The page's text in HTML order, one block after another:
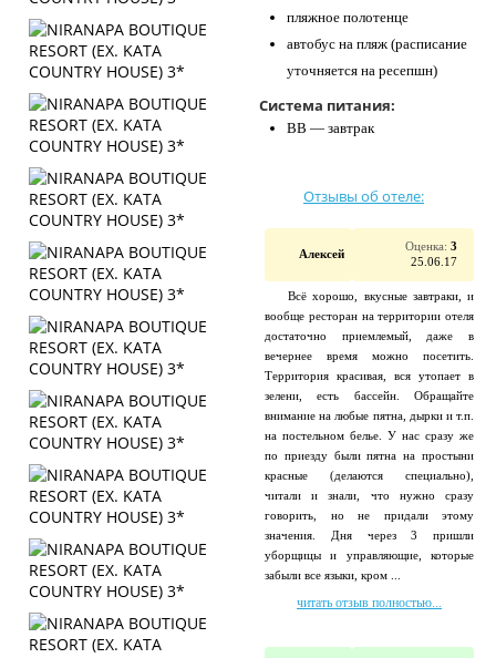
пляжное полотенце
автобус на пляж (расписание
уточняется на ресепшн)
Система питания:
BB — завтрак
Отзывы об отеле:
Алексей
Оценка: 3
25.06.17
Всё хорошо, вкусные завтраки, и
вообще ресторан на территории отеля
достаточно приемлемый, даже в
вечернее время можно посетить.
Территория красивая, вся утопает в
зелени, есть бассейн. Обращайте
внимание на любые пятна, дырки и т.п.
на постельном белье. У нас сразу же
по приезду были пятна на простыни
красные (делаются специально),
читали и знали, что нужно сразу
говорить, но не придали этому
значения. Дня через 3 пришли
уборщицы и управляющие, которые
забыли все языки, кром ...
читать отзыв полностью...